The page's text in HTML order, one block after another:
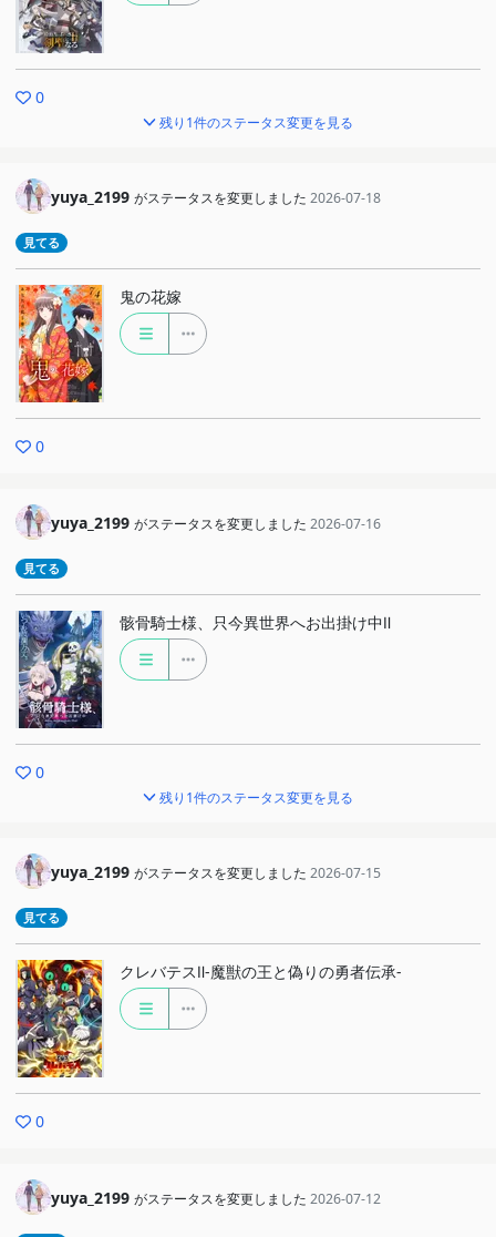
0
残り1件のステータス変更を見る
yuya_2199 がステータスを変更しました 2026-07-18
見てる
鬼の花嫁
0
yuya_2199 がステータスを変更しました 2026-07-16
見てる
骸骨騎士様、只今異世界へお出掛け中Ⅱ
0
残り1件のステータス変更を見る
yuya_2199 がステータスを変更しました 2026-07-15
見てる
クレバテスⅡ-魔獣の王と偽りの勇者伝承-
0
yuya_2199 がステータスを変更しました 2026-07-12